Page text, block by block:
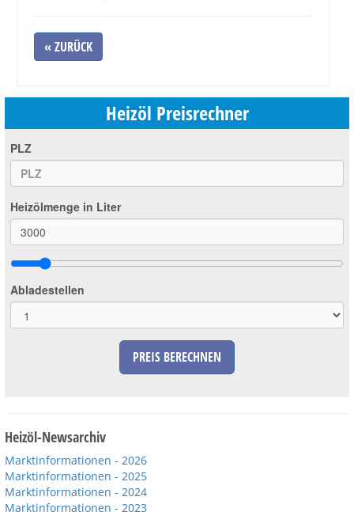
« ZURÜCK
Heizöl Preisrechner
PLZ
Heizölmenge in Liter
Abladestellen
PREIS BERECHNEN
Heizöl-Newsarchiv
Marktinformationen - 2026
Marktinformationen - 2025
Marktinformationen - 2024
Marktinformationen - 2023